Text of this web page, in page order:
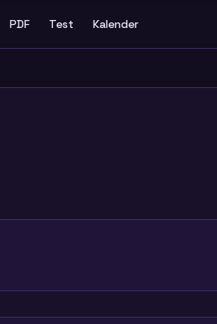
PDF Test Kalender